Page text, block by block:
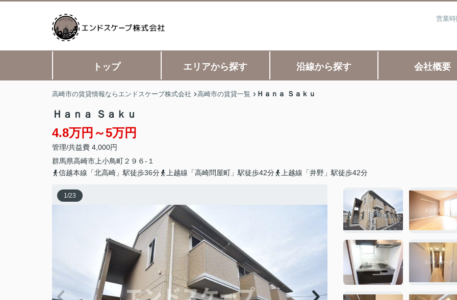
営業
トップ エリアから探す 沿線から探す 会社概要
高崎市の賃貸情報ならエンドスケープ株式会社 高崎市の賃貸一覧 Ｈａｎａ Ｓａｋｕ
Ｈａｎａ Ｓａｋｕ
4.8万円～5万円
管理/共益費 4,000円
群馬県高崎市 上小鳥町２９６-１
信越本線「北高崎」駅徒歩36分
上越線「高崎問屋町」駅徒歩42分 上越線「井野」駅徒歩42分
1/23